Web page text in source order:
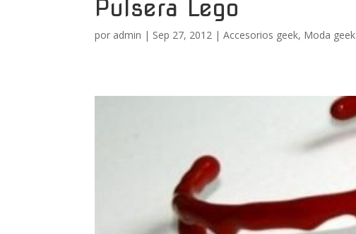
Pulsera Lego
por admin | Sep 27, 2012 |Accesorios geek, Moda geek